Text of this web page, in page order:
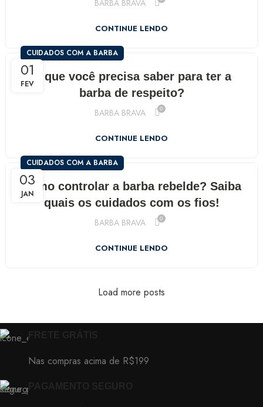
BARBA BRAVA
CONTINUE LENDO
01
FEV
CUIDADOS COM A BARBA
O que você precisa saber para ter a
barba de respeito?
BARBA BRAVA 0
CONTINUE LENDO
03
JAN
CUIDADOS COM A BARBA
Como controlar a barba rebelde? Saiba
quais os cuidados com os fios!
BARBA BRAVA 0
CONTINUE LENDO
Load more posts
Nas compras acima de R$199